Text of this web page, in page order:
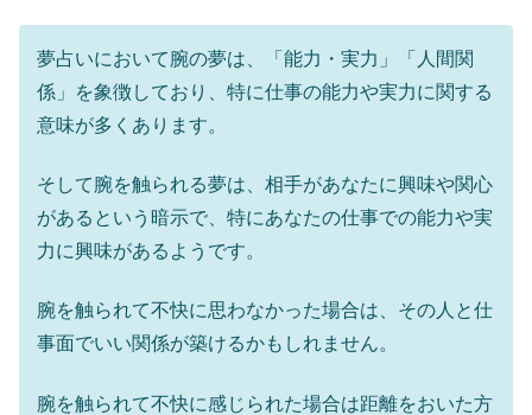
夢占いにおいて腕の夢は、「能力・実力」「人間関
係」を象徴しており、特に仕事の能力や実力に関する
意味が多くあります。
そして腕を触られる夢は、相手があなたに興味や関心
があるという暗示で、特にあなたの仕事での能力や実
力に興味があるようです。
腕を触られて不快に思わなかった場合は、その人と仕
事面でいい関係が築けるかもしれません。
腕を触られて不快に感じられた場合は距離をおいた方